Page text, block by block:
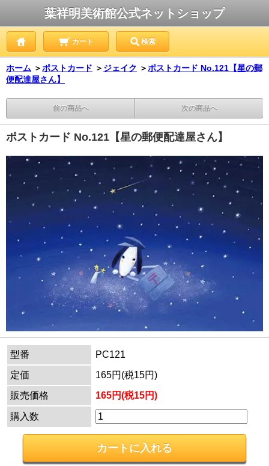
葉祥明美術館公式ネットショップ
カート 検索
ホーム ＞ポストカード ＞ ジェイク ＞ポストカード No.121【星の郵
便配達屋さん】
前の商品へ 次の商品へ
ポストカード No.121【星の郵便配達屋さん】
型番
PC121
定価
165円(税15円)
販売価格
165円(税15円)
購入数